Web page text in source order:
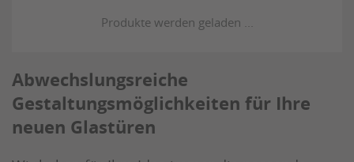
Abwechslungsreiche
Gestaltungsmöglichkeiten für Ihre
neuen Glastüren